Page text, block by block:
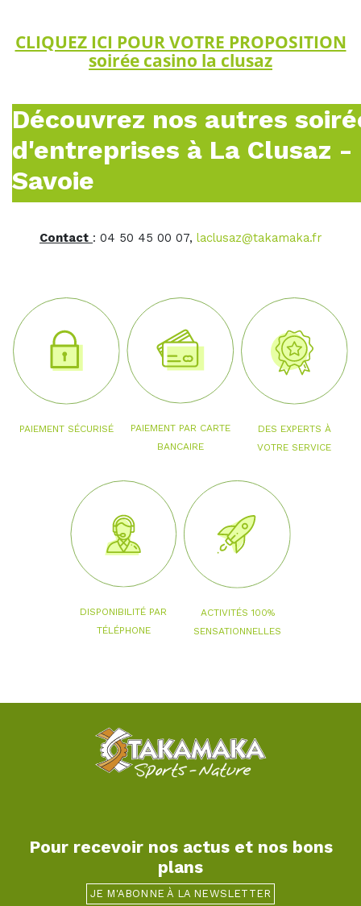
CLIQUEZ ICI POUR VOTRE PROPOSITION
soirée casino la clusaz
Découvrez nos autres
d'entreprises à La Clusaz -
Savoie
Contact : 04 50 45 00 07, laclusaz@takamaka.fr
PAIEMENT SÉCURISÉ
PAIEMENT PAR CARTE
BANCAIRE
DES EXPERTS À
VOTRE SERVICE
DISPONIBILITÉ PAR
TÉLÉPHONE
ACTIVITÉS 100%
SENSATIONNELLES
Pour recevoir nos actus et nos bons
plans
JE M'ABONNE À LA NEWSLETTER